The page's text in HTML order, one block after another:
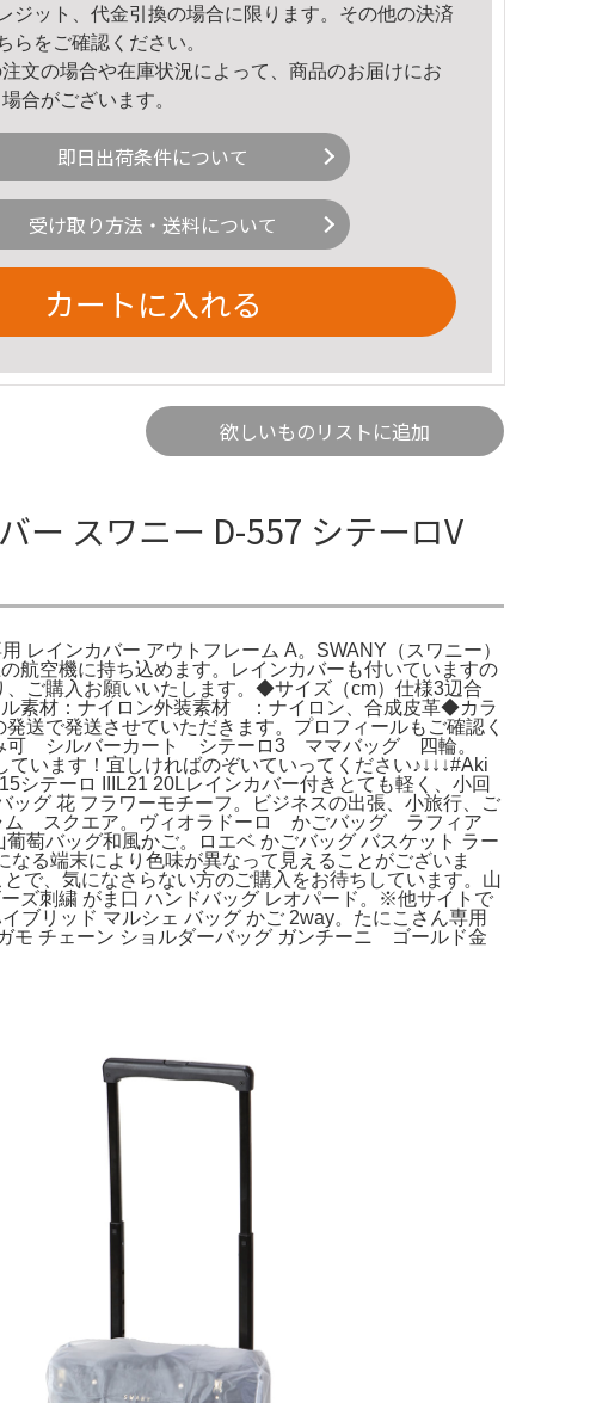
ジット、代金引換の場合に限ります。その他の決済
ら をご確認ください。
文の場合や在庫状況によって、商品のお届けにお
合がございます。
即日出荷条件について
受け取り方法・送料について
カートに入れる
欲しいものリストに追加
ー スワニー D-557 シテーロV
レインカバー アウトフレーム A。SWANY（スワニー）
航空機に持ち込めます。レインカバーも付いていますの
ご購入お願いいたします。◆サイズ（cm）仕様3辺合
素材：ナイロン外装素材 ：ナイロン、合成皮革◆カラ
発送させていただきます。プロフィールもご確認く
シルバーカート シテーロ3 ママバッグ 四輪。
います！宜しければのぞいていってください♪↓↓↓#Aki
テーロ IIIL21 20Lレインカバー付きとても軽く、小回
グ 花 フラワーモチーフ。ビジネスの出張、小旅行、ご
ム スクエア。ヴィオラドーロ かごバッグ ラフィア
バッグ和風かご。ロエベ かごバッグ バスケット ラー
る端末により色味が異なって見えることがございま
で、気になさらない方のご購入をお待ちしています。山
ズ刺繍 がま口 ハンドバッグ レオパード。※他サイトで
ブリッド マルシェ バッグ かご 2way。たにこさん専用
モ チェーン ショルダーバッグ ガンチーニ ゴールド金